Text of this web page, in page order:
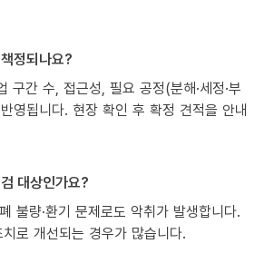
정되나요?
구간 수, 접근성, 필요 공정(분해·세정·부
영됩니다. 현장 확인 후 확정 견적을 안내
대상인가요?
불량·환기 문제로도 악취가 발생합니다.
로 개선되는 경우가 많습니다.